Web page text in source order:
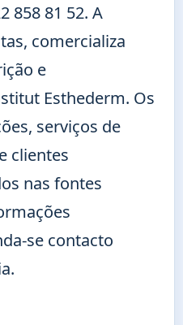
858 81 52. A
comercializa
e
Esthederm. Os
serviços de
clientes
nas fontes
se contacto